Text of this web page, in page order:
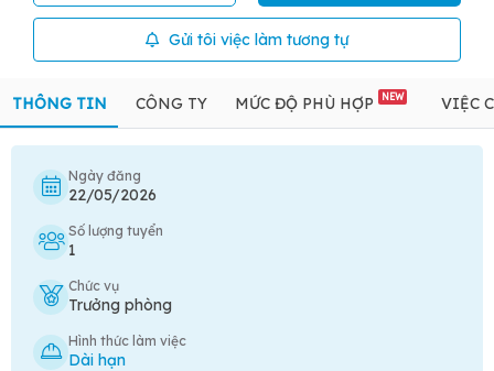
Gửi tôi việc làm tương tự
THÔNG TIN CÔNG TY MỨC ĐỘ PHÙ HỢP NEW VIỆC
Ngày đăng
22/05/2026
Số lượng tuyển
1
Chức vụ
Trưởng phòng
Hình thức làm việc
Dài hạn